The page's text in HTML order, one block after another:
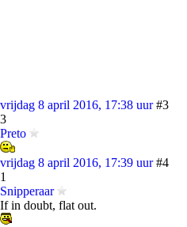
vrijdag 8 april 2016, 17:38 uur #3
3
Preto
vrijdag 8 april 2016, 17:39 uur #4
1
Snipperaar
If in doubt, flat out.